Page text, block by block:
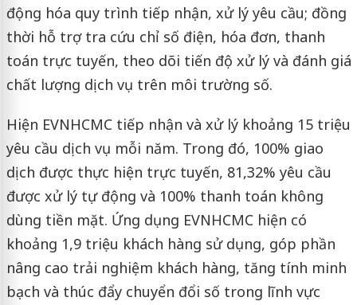
động hóa quy trình tiếp nhận, xử lý yêu cầu; đồng
thời hỗ trợ tra cứu chỉ số điện, hóa đơn, thanh
toán trực tuyến, theo dõi tiến độ xử lý và đánh giá
chất lượng dịch vụ trên môi trường số.
Hiện EVNHCMC tiếp nhận và xử lý khoảng 15 triệu
yêu cầu dịch vụ mỗi năm. Trong đó, 100% giao
dịch được thực hiện trực tuyến, 81,32% yêu cầu
được xử lý tự động và 100% thanh toán không
dùng tiền mặt. Ứng dụng EVNHCMC hiện có
khoảng 1,9 triệu khách hàng sử dụng, góp phần
nâng cao trải nghiệm khách hàng, tăng tính minh
bạch và thúc đẩy chuyển đổi số trong lĩnh vực